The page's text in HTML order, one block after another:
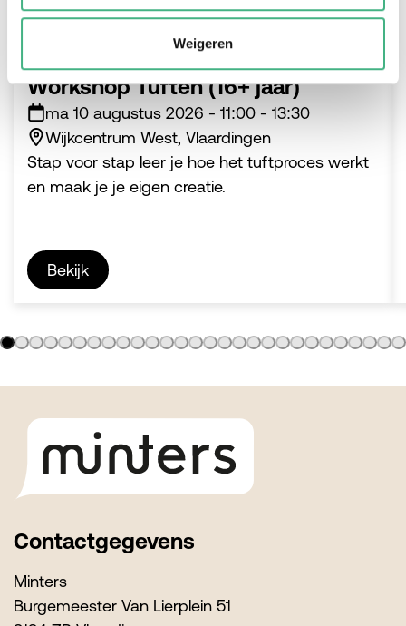
Weigeren
Workshop Tuften (16+ jaar)
ma 10 augustus 2026 - 11:00 - 13:30
Wijkcentrum West, Vlaardingen
Stap voor stap leer je hoe het tuftproces werkt
en maak je je eigen creatie.
Bekijk
Contactgegevens
Minters
Burgemeester Van Lierplein 51